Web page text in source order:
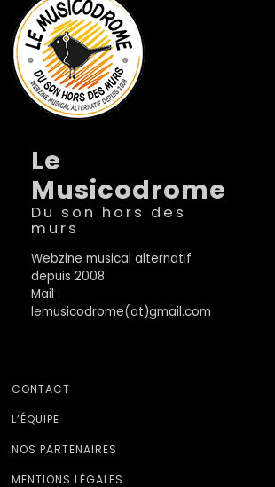
Le
Musicodrome
Du son hors des
murs
Webzine musical alternatif
depuis 2008
Mail :
lemusicodrome(at)gmail.com
CONTACT
L’ÉQUIPE
NOS PARTENAIRES
MENTIONS LÉGALES